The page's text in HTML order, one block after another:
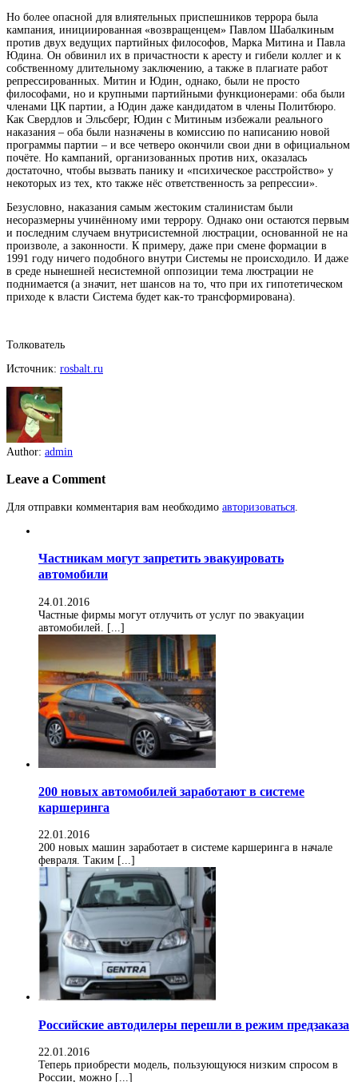
Но более опасной для влиятельных приспешников террора была
кампания, инициированная «возвращенцем» Павлом Шабалкиным
против двух ведущих партийных философов, Марка Митина и Павла
Юдина. Он обвинил их в причастности к аресту и гибели коллег и к
собственному длительному заключению, а также в плагиате работ
репрессированных. Митин и Юдин, однако, были не просто
философами, но и крупными партийными функционерами: оба были
членами ЦК партии, а Юдин даже кандидатом в члены Политбюро.
Как Свердлов и Эльсберг, Юдин с Митиным избежали реального
наказания – оба были назначены в комиссию по написанию новой
программы партии – и все четверо окончили свои дни в официальном
почёте. Но кампаний, организованных против них, оказалась
достаточно, чтобы вызвать панику и «психическое расстройство» у
некоторых из тех, кто также нёс ответственность за репрессии».
Безусловно, наказания самым жестоким сталинистам были
несоразмерны учинённому ими террору. Однако они остаются первым
и последним случаем внутрисистемной люстрации, основанной не на
произволе, а законности. К примеру, даже при смене формации в
1991 году ничего подобного внутри Системы не происходило. И даже
в среде нынешней несистемной оппозиции тема люстрации не
поднимается (а значит, нет шансов на то, что при их гипотетическом
приходе к власти Система будет как-то трансформирована).
Толкователь
Источник: rosbalt.ru
Author: admin
Leave a Comment
Для отправки комментария вам необходимо авторизоваться
Частникам могут запретить эвакуировать
автомобили
24.01.2016
Частные фирмы могут отлучить от услуг по эвакуации
автомобилей. [...]
200 новых автомобилей заработают в системе
каршеринга
22.01.2016
200 новых машин заработает в системе каршеринга в начале
февраля. Таким [...]
Российские автодилеры перешли в режим предзаказа
22.01.2016
Теперь приобрести модель, пользующуюся низким спросом в
России, можно [...]